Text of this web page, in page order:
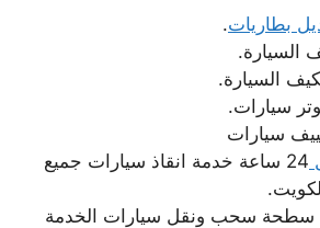
بطاريات.
السيارة.
السيارة.
سيارات.
سيارات
24 ساعة خدمة انقاذ سيارات جميع
سحب ونقل سيارات الخدمة